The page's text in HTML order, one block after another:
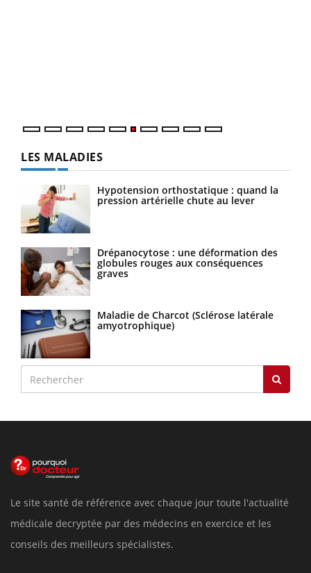
LES MALADIES
Hypotension orthostatique : quand la
pression artérielle chute au lever
Drépanocytose : une déformation des
globules rouges aux conséquences
graves
Maladie de Charcot (Sclérose latérale
amyotrophique)
Le site santé de référence avec chaque jour toute l'actualité
médicale decryptée par des médecins en exercice et les
conseils des meilleurs spécialistes.